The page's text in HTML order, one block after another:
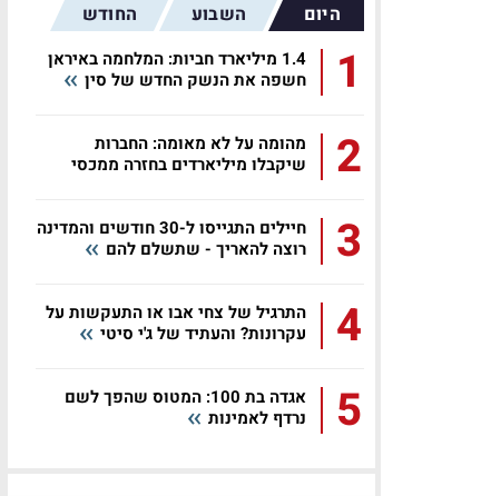
היום השבוע החודש
1
1.4 מיליארד חביות: המלחמה באיראן
חשפה את הנשק החדש של סין
2
מהומה על לא מאומה: החברות
שיקבלו מיליארדים בחזרה ממכסי
3
חיילים התגייסו ל-30 חודשים והמדינה
רוצה להאריך - שתשלם להם
4
התרגיל של צחי אבו או התעקשות על
עקרונות? והעתיד של ג'י סיטי
5
אגדה בת 100: המטוס שהפך לשם
נרדף לאמינות